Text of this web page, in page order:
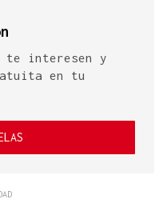
te interesen y
en tu